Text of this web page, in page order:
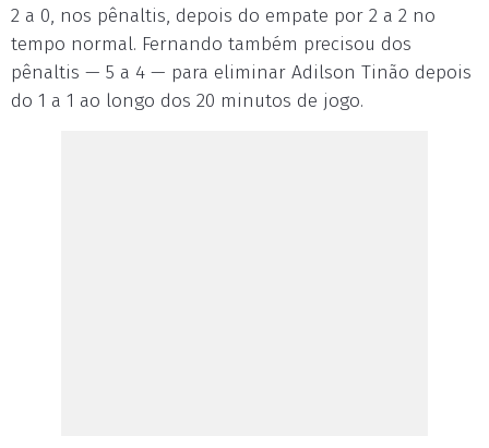
2 a 0, nos pênaltis, depois do empate por 2 a 2 no
tempo normal. Fernando também precisou dos
pênaltis — 5 a 4 — para eliminar Adilson Tinão depois
do 1 a 1 ao longo dos 20 minutos de jogo.